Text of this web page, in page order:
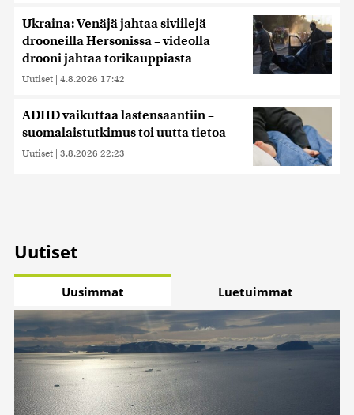
Ukraina: Venäjä jahtaa siviilejä
drooneilla Hersonissa – videolla
drooni jahtaa torikauppiasta
Uutiset | 4.8.2026 17:42
ADHD vaikuttaa lastensaantiin –
suomalaistutkimus toi uutta tietoa
Uutiset | 3.8.2026 22:23
Uutiset
Uusimmat Luetuimmat